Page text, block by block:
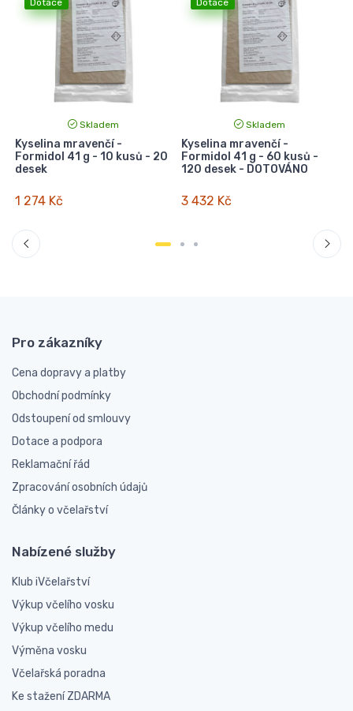
Dotace
Skladem
Kyselina mravenčí -
Formidol 41 g - 10 kusů - 20
desek
1 274 Kč
Dotace
Skladem
Kyselina mravenčí -
Formidol 41 g - 60 kusů -
120 desek - DOTOVÁNO
3 432 Kč
Pro zákazníky
Cena dopravy a platby
Obchodní podmínky
Odstoupení od smlouvy
Dotace a podpora
Reklamační řád
Zpracování osobních údajů
Články o včelařství
Nabízené služby
Klub iVčelařství
Výkup včelího vosku
Výkup včelího medu
Výměna vosku
Včelařská poradna
Ke stažení ZDARMA